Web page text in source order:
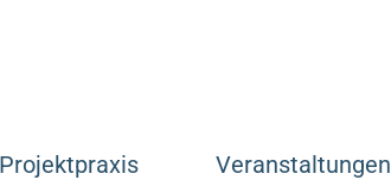
Projektpraxis Veranstaltungen